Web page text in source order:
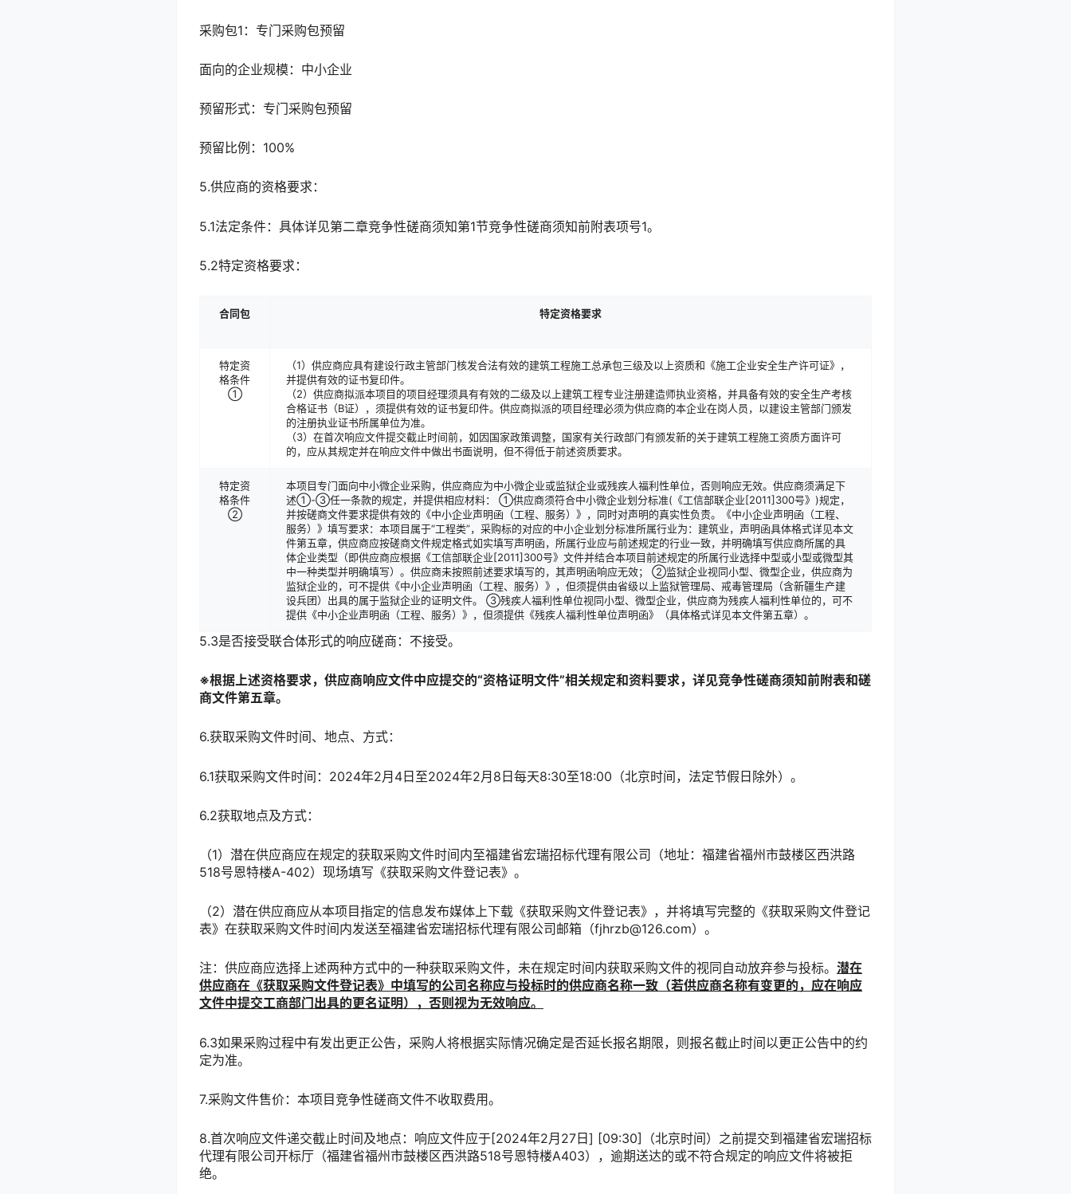
采购包1：专门采购包预留
面向的企业规模：中小企业
预留形式：专门采购包预留
预留比例：100%
5.供应商的资格要求：
5.1法定条件：具体详见第二章竞争性磋商须知第1节竞争性磋商须知前附表项号1。
5.2特定资格要求：
合同包 特定资格要求
特定资
格条件
①
（1）供应商应具有建设行政主管部门核发合法有效的建筑工程施工总承包三级及以上资质和《施工企业安全生产许可证》，
并提供有效的证书复印件。
（2）供应商拟派本项目的项目经理须具有有效的二级及以上建筑工程专业注册建造师执业资格，并具备有效的安全生产考核
合格证书（B证），须提供有效的证书复印件。供应商拟派的项目经理必须为供应商的本企业在岗人员，以建设主管部门颁发
的注册执业证书所属单位为准。
（3）在首次响应文件提交截止时间前，如因国家政策调整，国家有关行政部门有颁发新的关于建筑工程施工资质方面许可
的，应从其规定并在响应文件中做出书面说明，但不得低于前述资质要求。
特定资
格条件
②
本项目专门面向中小微企业采购，供应商应为中小微企业或监狱企业或残疾人福利性单位，否则响应无效。供应商须满足下
述①-③任一条款的规定，并提供相应材料： ①供应商须符合中小微企业划分标准(《工信部联企业[2011]300号》)规定，
并按磋商文件要求提供有效的《中小企业声明函（工程、服务）》，同时对声明的真实性负责。《中小企业声明函（工程、
服务）》填写要求：本项目属于“工程类”，采购标的对应的中小企业划分标准所属行业为：建筑业，声明函具体格式详见本文
件第五章，供应商应按磋商文件规定格式如实填写声明函，所属行业应与前述规定的行业一致，并明确填写供应商所属的具
体企业类型（即供应商应根据《工信部联企业[2011]300号》文件并结合本项目前述规定的所属行业选择中型或小型或微型其
中一种类型并明确填写）。供应商未按照前述要求填写的，其声明函响应无效； ②监狱企业视同小型、微型企业，供应商为
监狱企业的，可不提供《中小企业声明函（工程、服务）》，但须提供由省级以上监狱管理局、戒毒管理局（含新疆生产建
设兵团）出具的属于监狱企业的证明文件。 ③残疾人福利性单位视同小型、微型企业，供应商为残疾人福利性单位的，可不
提供《中小企业声明函（工程、服务）》，但须提供《残疾人福利性单位声明函》（具体格式详见本文件第五章）。
5.3是否接受联合体形式的响应磋商：不接受。
※根据上述资格要求，供应商响应文件中应提交的“资格证明文件”相关规定和资料要求，详见竞争性磋商须知前附表和磋
商文件第五章。
6.获取采购文件时间、地点、方式：
6.1获取采购文件时间：2024年2月4日至2024年2月8日每天8:30至18:00（北京时间，法定节假日除外）。
6.2获取地点及方式：
（1）潜在供应商应在规定的获取采购文件时间内至福建省宏瑞招标代理有限公司（地址：福建省福州市鼓楼区西洪路
518号恩特楼A-402）现场填写《获取采购文件登记表》。
（2）潜在供应商应从本项目指定的信息发布媒体上下载《获取采购文件登记表》，并将填写完整的《获取采购文件登记
表》在获取采购文件时间内发送至福建省宏瑞招标代理有限公司邮箱（fjhrzb@126.com）。
注：供应商应选择上述两种方式中的一种获取采购文件，未在规定时间内获取采购文件的视同自动放弃参与投标。 潜在
供应商在《获取采购文件登记表》中填写的公司名称应与投标时的供应商名称一致（若供应商名称有变更的，应在响应
文件中提交工商部门出具的更名证明），否则视为无效响应。
6.3如果采购过程中有发出更正公告，采购人将根据实际情况确定是否延长报名期限，则报名截止时间以更正公告中的约
定为准。
7.采购文件售价：本项目竞争性磋商文件不收取费用。
8.首次响应文件递交截止时间及地点：响应文件应于[2024年2月27日] [09:30]（北京时间）之前提交到福建省宏瑞招标
代理有限公司开标厅（福建省福州市鼓楼区西洪路518号恩特楼A403），逾期送达的或不符合规定的响应文件将被拒
绝。